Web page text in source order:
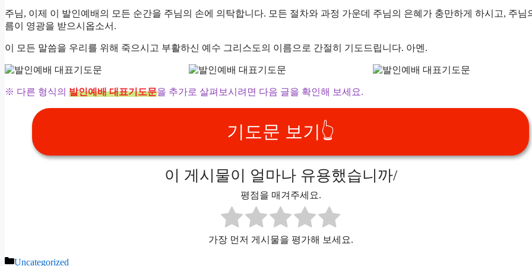
주님, 이제 이 발인예배의 모든 순간을 주님의 손에 의탁합니다. 모든 절차와 과정 가운데 주님의 은혜가 충만하게 하시고, 주님
름이 영광을 받으시옵소서.
이 모든 말씀을 우리를 위해 죽으시고 부활하신 예수 그리스도의 이름으로 간절히 기도드립니다. 아멘.
※ 다른 형식의 발인예배 대표기도문을 추가로 살펴보시려면 다음 글을 확인해 보세요.
기도문 보기👆️
이 게시물이 얼마나 유용했습니까/
평점을 매겨주세요.
가장 먼저 게시물을 평가해 보세요.
Categories
Uncategorized